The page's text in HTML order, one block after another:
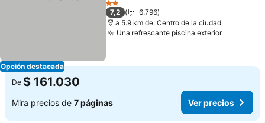
Opción destacada
Ver precios
2 Estrellas
7,2
6.796
a 5.9 km de: Centro de la ciudad
Una refrescante piscina exteriorVer
De $ 161.030
Mira precios de 7 páginas Ver precios